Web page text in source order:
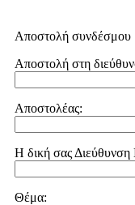
Αποστολή συνδέσμου
Αποστολή στη
Αποστολέας:
Η δική σας Διεύθυνση
Θέμα: